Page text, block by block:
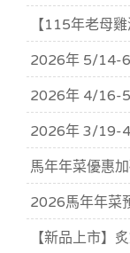
【115年老母
2026年 5/14-
2026年 4/16-
2026年 3/19-
馬年年菜優惠
2026馬年年菜
【新品上市】